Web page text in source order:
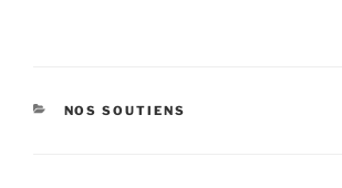
CATÉGORIES
NOS SOUTIENS